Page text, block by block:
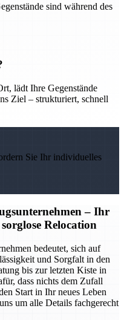
sind während des
lädt Ihre Gegenstände
Ziel – strukturiert, schnell
Sie Ihr individuelles
– Ihr
Relocation
bedeutet, sich auf
und Sorgfalt in den
bis zur letzten Kiste in
dass nichts dem Zufall
Start in Ihr neues Leben
um alle Details fachgerecht